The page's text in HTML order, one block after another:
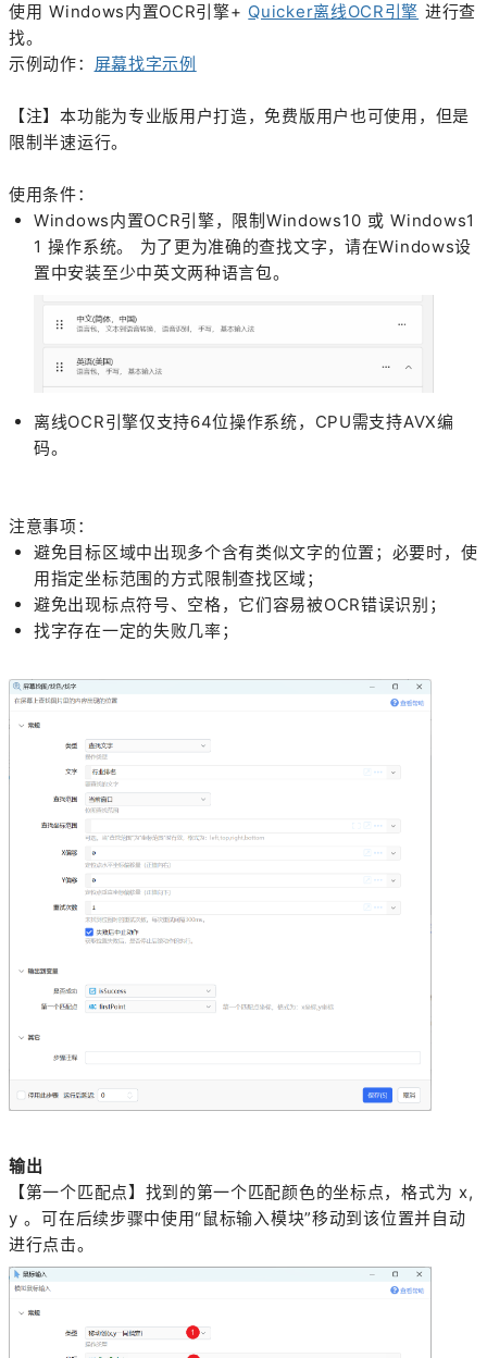
使用 Windows内置OCR引擎+ Quicker离线OCR引擎 进行查
找。
示例动作： 屏幕找字示例
【注】本功能为专业版用户打造，免费版用户也可使用，但是
限制半速运行。
使用条件：
Windows内置OCR引擎，限制Windows10 或 Windows1
1 操作系统。 为了更为准确的查找文字，请在Windows设
置中安装至少中英文两种语言包。
离线OCR引擎仅支持64位操作系统，CPU需支持AVX编
码。
注意事项：
避免目标区域中出现多个含有类似文字的位置；必要时，使
用指定坐标范围的方式限制查找区域；
避免出现标点符号、空格，它们容易被OCR错误识别；
找字存在一定的失败几率；
输出
【第一个匹配点】找到的第一个匹配颜色的坐标点，格式为 x,
y 。可在后续步骤中使用“鼠标输入模块”移动到该位置并自动
进行点击。